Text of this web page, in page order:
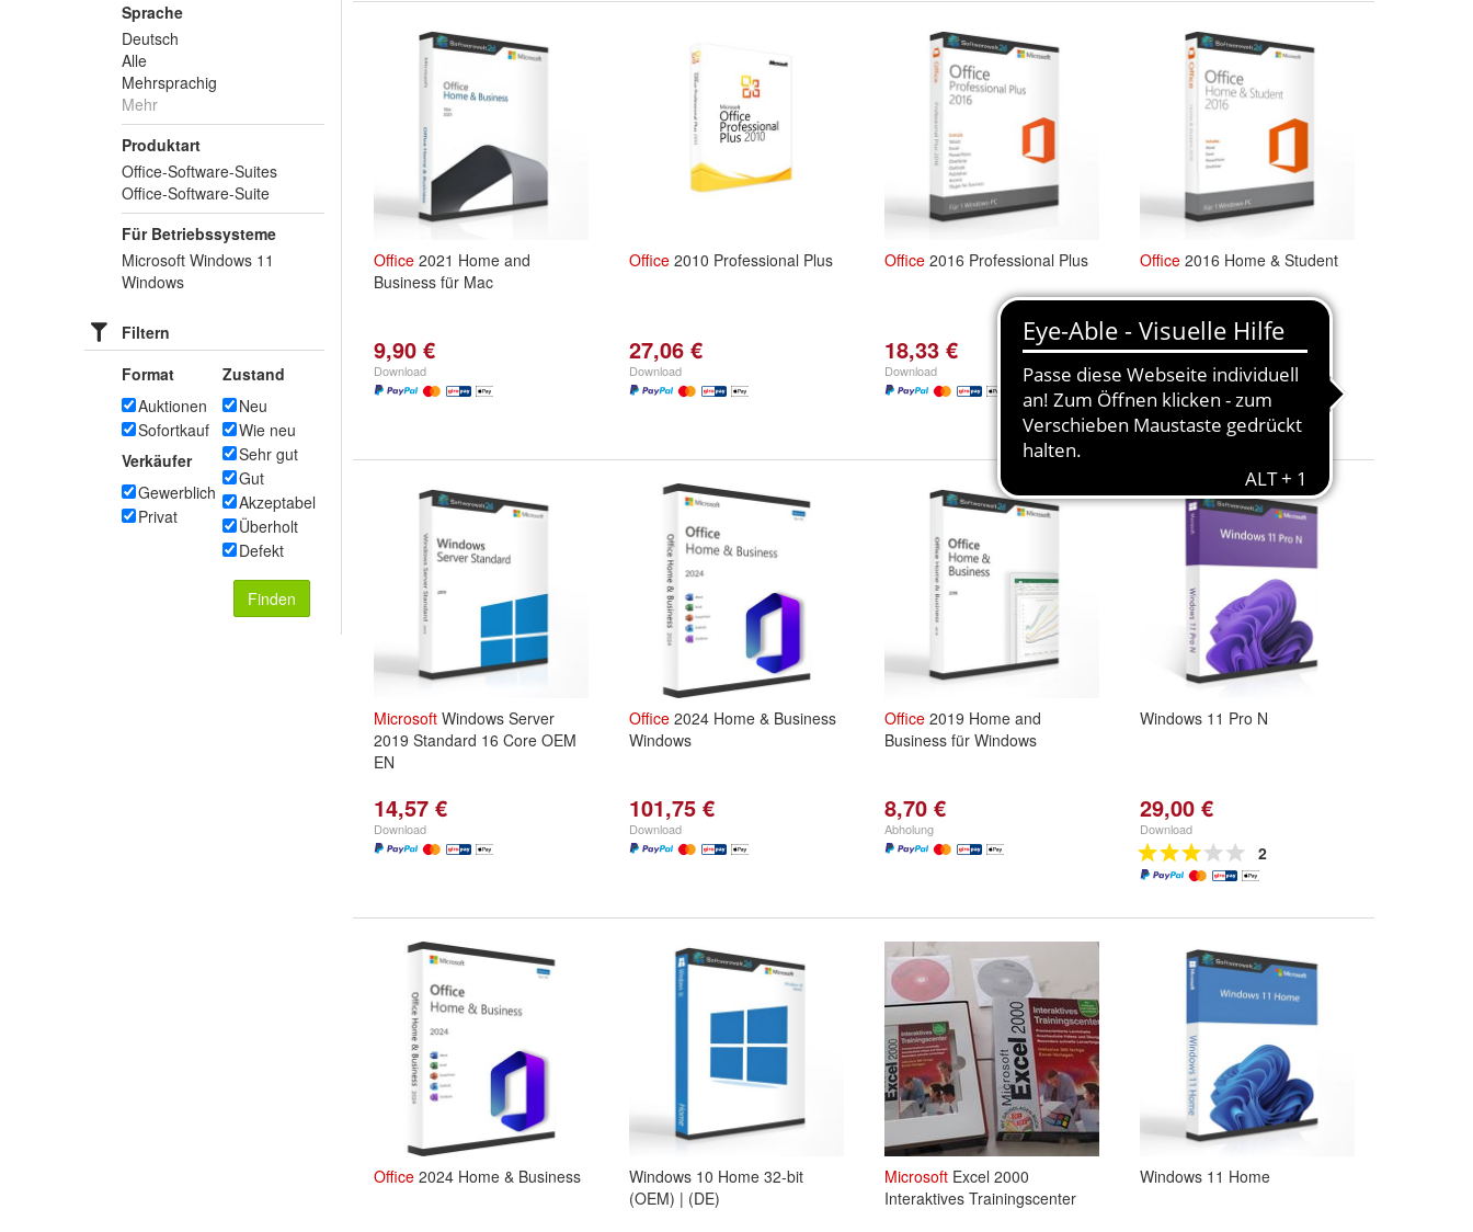
Sprache
Deutsch
Alle
Mehrsprachig
Mehr
Produktart
Office-Software-Suites
Office-Software-Suite
Für Betriebssysteme
Microsoft Windows 11
Windows
Filtern
Format
Auktionen
Sofortkauf
Verkäufer
Gewerblich
Privat
Zustand
Neu
Wie neu
Sehr gut
Gut
Akzeptabel
Überholt
Defekt
Finden
Office 2021 Home and
Business für Mac
9,90 €
Download
Office 2010 Professional Plus
27,06 €
Download
Office 2016 Professional Plus
18,33 €
Download
Office 2016 Home & Student
6,15 €
Abholung
2
Microsoft Windows Server
2019 Standard 16 Core OEM
EN
14,57 €
Download
Office 2024 Home & Business
Windows
101,75 €
Download
Office 2019 Home and
Business für Windows
8,70 €
Abholung
Windows 11 Pro N
29,00 €
Download
2
Office 2024 Home & Business
Windows 10 Home 32-bit
(OEM) | (DE)
Microsoft Excel 2000
Interaktives Trainingscenter
Windows 11 Home